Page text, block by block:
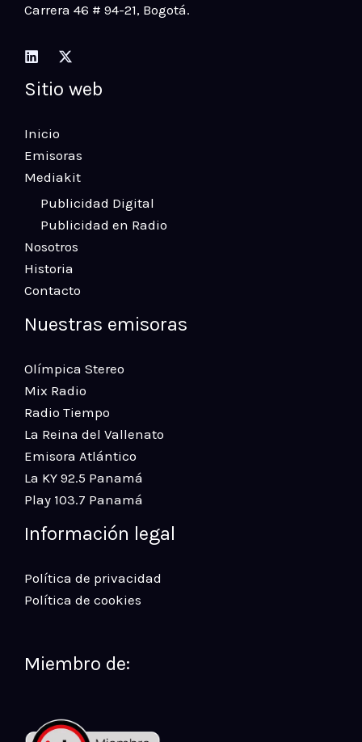
Carrera 46 # 94-21, Bogotá.
Sitio web
Inicio
Emisoras
Mediakit
Publicidad Digital
Publicidad en Radio
Nosotros
Historia
Contacto
Nuestras emisoras
Olímpica Stereo
Mix Radio
Radio Tiempo
La Reina del Vallenato
Emisora Atlántico
La KY 92.5 Panamá
Play 103.7 Panamá
Información legal
Política de privacidad
Política de cookies
Miembro de: